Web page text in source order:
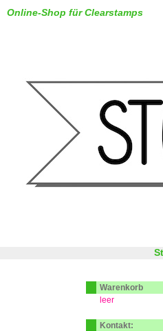
Online-Shop für Clearstamps
Warenkorb
leer
Kontakt: